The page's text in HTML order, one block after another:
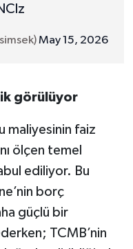
May 15, 2026
görülüyor
maliyesinin faiz
ölçen temel
ediliyor. Bu
borç
güçlü bir
TCMB’nin